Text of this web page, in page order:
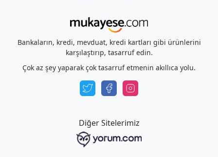
Bankaların, kredi, mevduat, kredi kartları gibi ürünlerini
karşılaştırıp, tasarruf edin.
Çok az şey yaparak çok tasarruf etmenin akıllıca yolu.
Diğer Sitelerimiz